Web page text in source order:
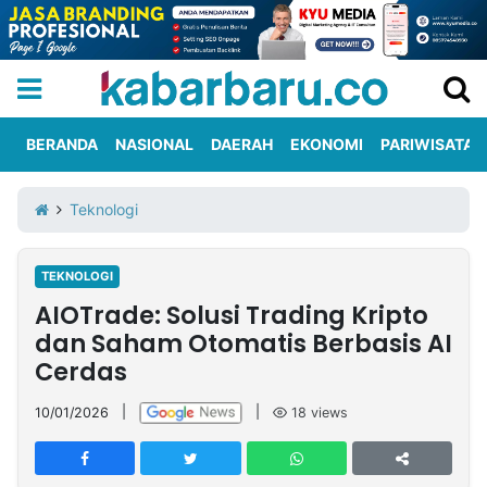
Iklan
Berita
Kami
Nasional
International
Olahraga
Entertainment
Daerah
Pariwisata
Kuliner
Kolom
Network
PT
TREETAN
BERANDA NASIONAL DAERAH EKONOMI PARIWISATA
Teknologi
TEKNOLOGI
AIOTrade: Solusi Trading Kripto
dan Saham Otomatis Berbasis AI
Cerdas
10/01/2026 18 views